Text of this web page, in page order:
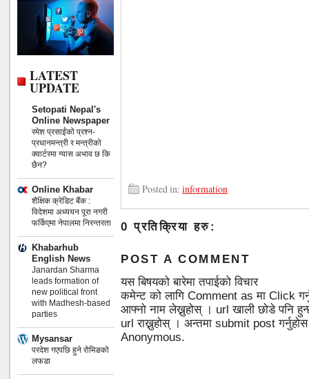
LATEST
UPDATE
Setopati Nepal's
Online Newspaper
रमेश प्रसाईंको प्रश्न-
प्रधानमन्त्री र मन्त्रीको
क्वार्टरमा ग्यास अभाव छ कि
छैन?
Online Khabar
शैक्षिक क्रेडिट बैंक :
विदेशमा अध्ययन पूरा नगरी
फर्किएमा नेपालमा निरन्तरता
Khabarhub
English News
Janardan Sharma
leads formation of
new political front
with Madhesh-based
parties
Mysansar
परदेश गएपछि हुने रोमिङको
लफडा
Posted in: information
0 प्रतिक्रिया हरु:
POST A COMMENT
यस बिषयको बारेमा तपाईको विचार
कमेन्ट को लागि Comment as मा Click
आफ्नो नाम लेख्नुहोस् । url खाली छोडे पनि
url राख्नुहोस् । अन्तमा submit post
Anonymous.